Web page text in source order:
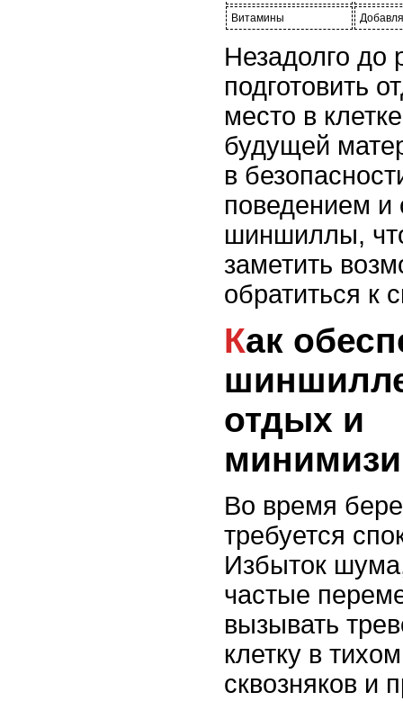
Витамины
Незадолго до
подготовить
место в
будущей
в
поведением и
шиншиллы,
заметить
обратиться к
Как обеспечить
отдых и
Во время
требуется
Избыток
частые
вызывать
клетку в
сквозняков и